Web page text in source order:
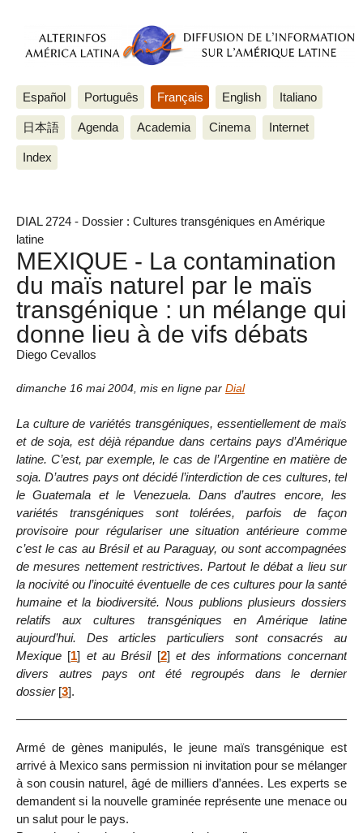
Español Português Français English Italiano
日本語 Agenda Academia Cinema Internet
Index
DIAL 2724 - Dossier : Cultures transgéniques en Amérique
latine
MEXIQUE - La contamination
du maïs naturel par le maïs
transgénique : un mélange qui
donne lieu à de vifs débats
Diego Cevallos
dimanche 16 mai 2004 mis en ligne par Dial
La culture de variétés transgéniques, essentiellement de maïs
et de soja, est déjà répandue dans certains pays d’Amérique
latine. C’est, par exemple, le cas de l’Argentine en matière de
soja. D’autres pays ont décidé l’interdiction de ces cultures, tel
le Guatemala et le Venezuela. Dans d’autres encore, les
variétés transgéniques sont tolérées, parfois de façon
provisoire pour régulariser une situation antérieure comme
c’est le cas au Brésil et au Paraguay, ou sont accompagnées
de mesures nettement restrictives. Partout le débat a lieu sur
la nocivité ou l’inocuité éventuelle de ces cultures pour la santé
humaine et la biodiversité. Nous publions plusieurs dossiers
relatifs aux cultures transgéniques en Amérique latine
aujourd’hui. Des articles particuliers sont consacrés au
Mexique [1] et au Brésil[2] et des informations concernant
divers autres pays ont été regroupés dans le dernier
dossier[3].
Armé de gènes manipulés, le jeune maïs transgénique est
arrivé à Mexico sans permission ni invitation pour se mélanger
à son cousin naturel, âgé de milliers d’années. Les experts se
demandent si la nouvelle graminée représente une menace ou
un salut pour le pays.